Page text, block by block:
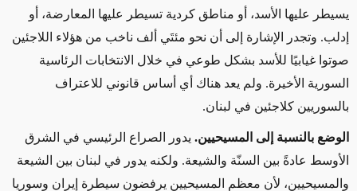
يسيطر عليها الأسد، أو مناطق كردية تسيطر عليها المعارضة، أو
إدلب. وتجدر الإشارة إلى أن نحو مئتَي ألف ناخب من هؤلاء اللاجئين
صوتوا غيابيًا للأسد بشكل طوعي في خلال الانتخابات الرئاسية
السورية الأخيرة. ولم يعد هناك أي أساس قانوني للاعتراف
بالسوريين كلاجئين في لبنان.
الوضع بالنسبة إلى المسيحيين.يدور الصراع الرئيسي في الشرق
الأوسط عادةً بين السنّة والشيعة. ولكنه يدور في لبنان بين الشيعة
والمسيحيين، لأن معظم المسيحيين يرفضون سيطرة إيران وسوريا